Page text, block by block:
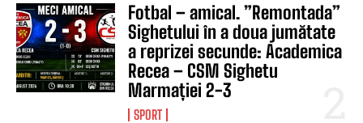
Fotbal – amical. ”Remontada”
Sighetului în a doua jumătate
a reprizei secunde: Academica
Recea – CSM Sighetu
Marmației 2-3
SPORT